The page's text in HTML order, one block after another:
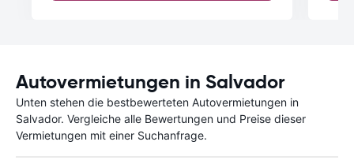
Autovermietungen in Salvador
Unten stehen die bestbewerteten Autovermietungen in
Salvador. Vergleiche alle Bewertungen und Preise dieser
Vermietungen mit einer Suchanfrage.